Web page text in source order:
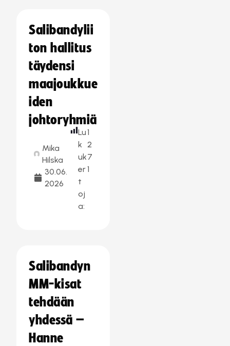
Salibandylii
ton hallitus
täydensi
maajoukkue
iden
johtoryhmiä
Mika
Hilska
30.06.
2026
Lu
k
uk
er
t
oj
a:
1
2
7
1
Salibandyn
MM-kisat
tehdään
yhdessä –
Hanne